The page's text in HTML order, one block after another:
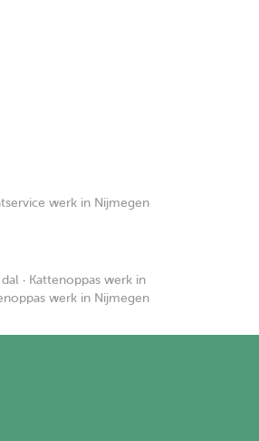
werk in Nijmegen
· Kattenoppas werk in
werk in Nijmegen